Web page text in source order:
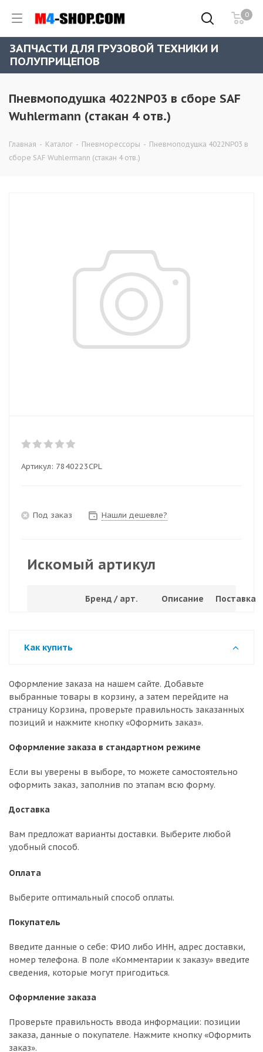
0
ЗАПЧАСТИ ДЛЯ ГРУЗОВОЙ ТЕХНИКИ И
ПОЛУПРИЦЕПОВ
Пневмоподушка 4022NP03 в сборе SAF
Wuhlermann (стакан 4 отв.)
Главная - Каталог - Пневморессоры - Пневмоподушка 4022NP03 в
сборе SAF Wuhlermann (стакан 4 отв.)
Артикул: 7840223CPL
Под заказ Нашли дешевле?
Искомый артикул
Бренд / арт. Описание Поставка
Как купить
Оформление заказа на нашем сайте. Добавьте
выбранные товары в корзину, а затем перейдите на
страницу Корзина, проверьте правильность заказанных
позиций и нажмите кнопку «Оформить заказ».
Оформление заказа в стандартном режиме
Если вы уверены в выборе, то можете самостоятельно
оформить заказ, заполнив по этапам всю форму.
Доставка
Вам предложат варианты доставки. Выберите любой
удобный способ.
Оплата
Выберите оптимальный способ оплаты.
Покупатель
Введите данные о себе: ФИО либо ИНН, адрес доставки,
номер телефона. В поле «Комментарии к заказу» введите
сведения, которые могут пригодиться.
Оформление заказа
Проверьте правильность ввода информации: позиции
заказа, данные о покупателе. Нажмите кнопку «Оформить
заказ».